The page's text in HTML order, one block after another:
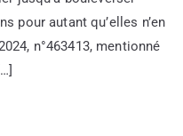
pour autant qu’elles n’en
n°463413, mentionné